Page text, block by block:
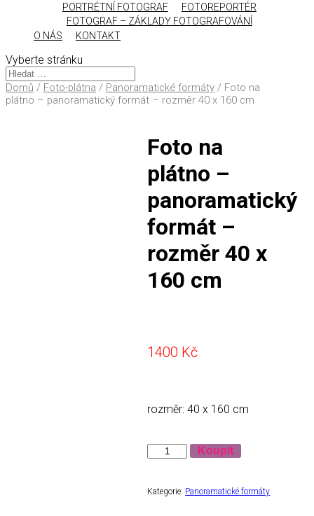
PORTRÉTNÍ FOTOGRAF
FOTOREPORTÉR
FOTOGRAF – ZÁKLADY FOTOGRAFOVÁNÍ
O NÁS
KONTAKT
Vyberte stránku
Domů / Foto-plátna / Panoramatické formáty / Foto na
plátno – panoramatický formát – rozměr 40 x 160 cm
Foto na
plátno –
panoramatický
formát –
rozměr 40 x
160 cm
1400 Kč
rozměr: 40 x 160 cm
Množství Koupit
Kategorie: Panoramatické formáty